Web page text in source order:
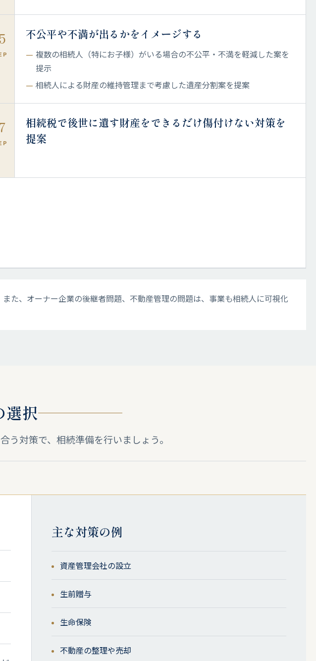
不公平や不満が出るかをイメージする
複数の相続人（特にお子様）がいる場合の不公平・不満を軽減した案を
提示
相続人による財産の維持管理まで考慮した遺産分割案を提案
相続税で後世に遺す財産をできるだけ傷付けない対策を
提案
た、オーナー企業の後継者問題、不動産管理の問題は、事業も相続人に可視化
選択
う対策で、相続準備を行いましょう。
主な対策の例
資産管理会社の設立
生前贈与
生命保険
不動産の整理や売却